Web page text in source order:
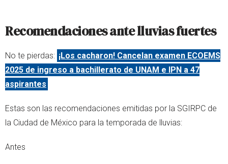
Recomendaciones ante lluvias fuertes
No te pierdas: ¡Los cacharon! Cancelan examen ECOEMS
2025 de ingreso a bachillerato de UNAM e IPN a 47
aspirantes
Estas son las recomendaciones emitidas por la SGIRPC de
la Ciudad de México para la temporada de lluvias:
Antes